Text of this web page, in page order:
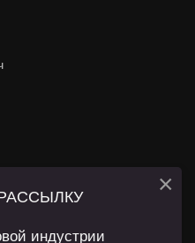
ссылка на
индустрии
×